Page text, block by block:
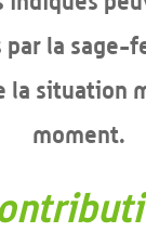
par la sage-
la situation
moment.